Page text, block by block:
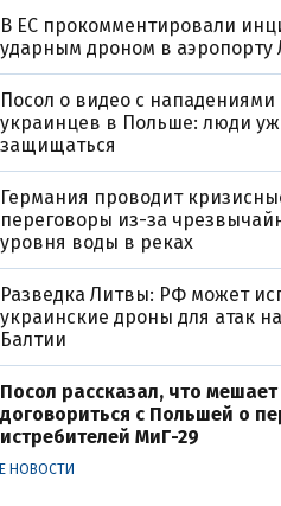
В ЕС прокомментировали
ударным дроном в аэропорту
Посол о видео с нападениями
украинцев в Польше: люди
защищаться
Германия проводит
переговоры из-за
уровня воды в реках
Разведка Литвы: РФ может
украинские дроны для атак
Балтии
Посол рассказал, что мешает
договориться с Польшей о
истребителей МиГ-29
НОВОСТИ